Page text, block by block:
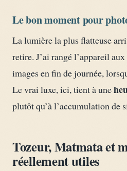
Le bon moment pour
La lumière la plus flatteuse
retire. J’ai rangé l’appareil
images en fin de journée,
Le vrai luxe, ici, tient à une
plutôt qu’à l’accumulation de
Tozeur, Matmata et
réellement utiles